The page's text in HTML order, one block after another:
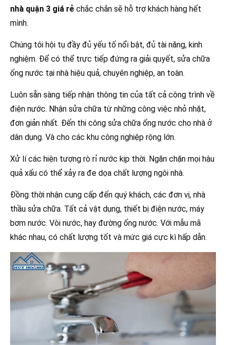
nhà quận 3 giá rẻ chắc chắn sẽ hỗ trợ khách hàng hết
mình.
Chúng tôi hội tụ đầy đủ yếu tố nổi bật, đủ tài năng, kinh
nghiệm. Để có thể trực tiếp đứng ra giải quyết, sửa chữa
ống nước tại nhà hiệu quả, chuyên nghiệp, an toàn.
Luôn sẵn sàng tiếp nhận thông tin của tất cả công trình về
điện nước. Nhận sửa chữa từ những công việc nhỏ nhặt,
đơn giản nhất. Đến thi công sửa chữa ống nước cho nhà ở
dân dụng. Và cho các khu công nghiệp rộng lớn.
Xử lí các hiện tượng rò rỉ nước kịp thời. Ngăn chặn mọi hậu
quả xấu có thể xảy ra đe dọa chất lượng ngôi nhà.
Đồng thời nhận cung cấp đến quý khách, các đơn vị, nhà
thầu sửa chữa. Tất cả vật dụng, thiết bị điện nước, máy
bơm nước. Vòi nước, hay đường ống nước. Với mẫu mã
khác nhau, có chất lượng tốt và mức giá cực kì hấp dẫn.